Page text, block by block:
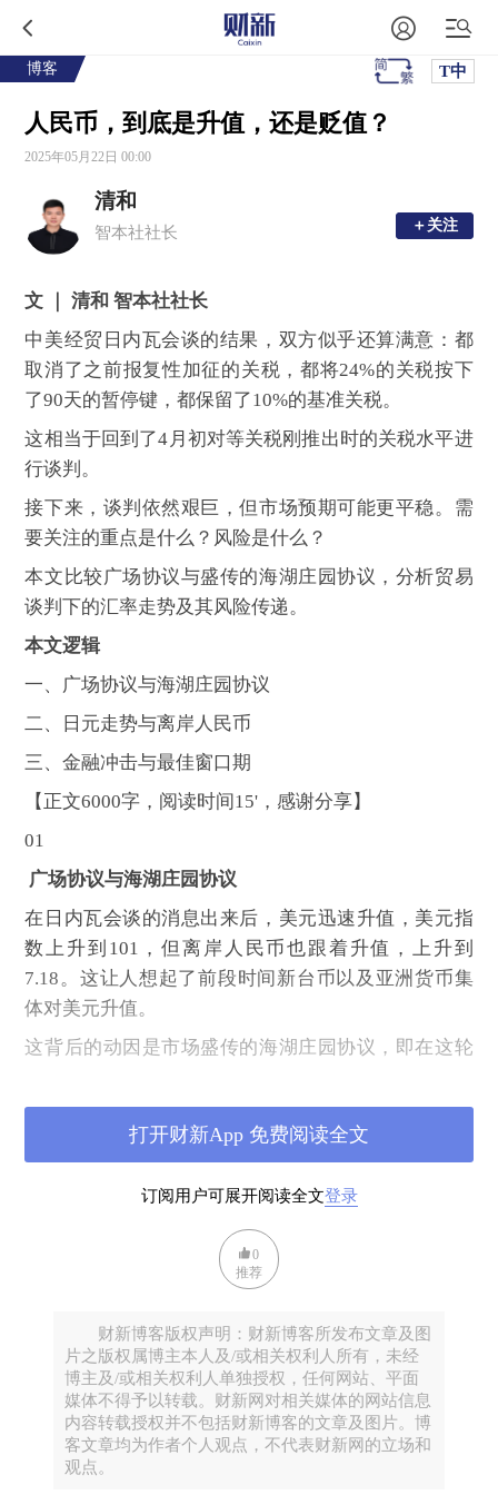
博客 T中
人民币，到底是升值，还是贬值？
2025年05月22日 00:00
清和
智本社社长 ＋关注
＋关注
文 ｜ 清和 智本社社长
中美经贸日内瓦会谈的结果，双方似乎还算满意：都
取消了之前报复性加征的关税，都将24%的关税按下
了90天的暂停键，都保留了10%的基准关税。
这相当于回到了4月初对等关税刚推出时的关税水平进
行谈判。
接下来，谈判依然艰巨，但市场预期可能更平稳。需
要关注的重点是什么？风险是什么？
本文比较广场协议与盛传的海湖庄园协议，分析贸易
谈判下的汇率走势及其风险传递。
本文逻辑
一、广场协议与海湖庄园协议
二、日元走势与离岸人民币
三、金融冲击与最佳窗口期
【正文6000字，阅读时间15'，感谢分享】
01
广场协议与海湖庄园协议
在日内瓦会谈的消息出来后，美元迅速升值，美元指
数上升到101，但离岸人民币也跟着升值，上升到
7.18。这让人想起了前段时间新台币以及亚洲货币集
体对美元升值。
这背后的动因是市场盛传的海湖庄园协议，即在这轮
日内瓦会谈后，中美贸易正式进入谈判阶段，人民币
是否可能升值，将带来哪些风险？
我们看看1985年广场协议的情况。
势持续扩大，日本GDP占美国的比重在1995年达到历
史峰值的72%。
最近二十年，中国经济加速追赶美国，中国GDP占美
国的比重在2021年达到历史峰值的75%。
订阅用户可展开阅读全文登录
打开财新App 免费阅读全文
0
推荐
财新博客版权声明：财新博客所发布文章及图
片之版权属博主本人及/或相关权利人所有，未经
博主及/或相关权利人单独授权，任何网站、平面
媒体不得予以转载。财新网对相关媒体的网站信息
内容转载授权并不包括财新博客的文章及图片。博
客文章均为作者个人观点，不代表财新网的立场和
观点。